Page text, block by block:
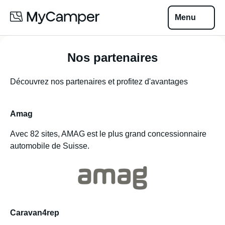
Menu
Nos partenaires
Découvrez nos partenaires et profitez d'avantages
Amag
Avec 82 sites, AMAG est le plus grand concessionnaire
automobile de Suisse.
Caravan4rep